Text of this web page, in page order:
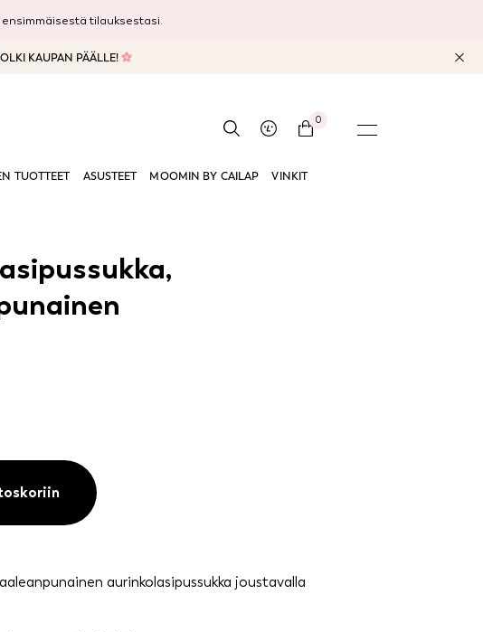
ensimmäisestä tilauksestasi.
KAUPAN PÄÄLLE!
0
TUOTTEET ASUSTEET MOOMIN BY CAILAP VINKIT
aurinkolasipussukka joustavalla